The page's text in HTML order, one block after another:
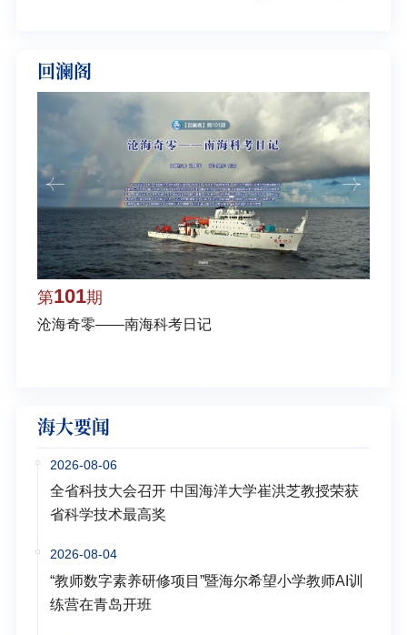
回澜阁
第101期
沧海奇零——南海科考日记
海大要闻
2026-08-06
全省科技大会召开 中国海洋大学崔洪芝教授荣获
省科学技术最高奖
2026-08-04
“教师数字素养研修项目”暨海尔希望小学教师AI训
练营在青岛开班